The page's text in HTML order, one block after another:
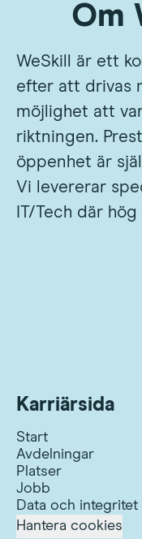
Om
WeSkill är ett
efter att drivas
möjlighet att
riktningen.
öppenhet är
Vi levererar
IT/Tech där
Karriärsida
Start
Avdelningar
Platser
Jobb
Data och integritet
Hantera cookies